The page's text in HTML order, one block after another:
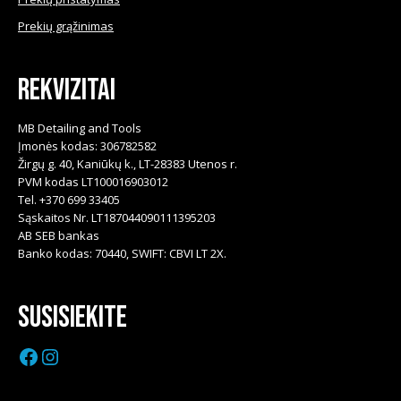
Prekių grąžinimas
Rekvizitai
MB Detailing and Tools
Įmonės kodas: 306782582
Žirgų g. 40, Kaniūkų k., LT-28383 Utenos r.
PVM kodas LT100016903012
Tel. +370 699 33405
Sąskaitos Nr. LT187044090111395203
AB SEB bankas
Banko kodas: 70440, SWIFT: CBVI LT 2X.
Susisiekite
Facebook
Instagram